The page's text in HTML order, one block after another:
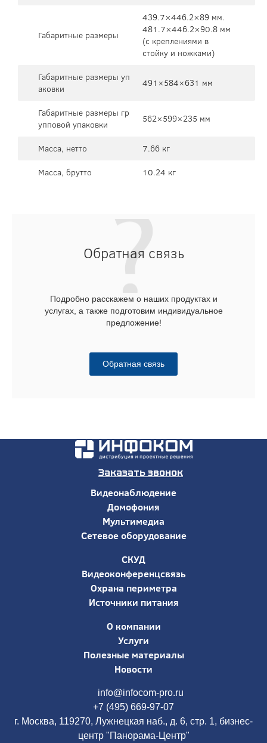
Габаритные размеры
439.7×446.2×89 мм.
481.7×446.2×90.8 мм
(с креплениями в
стойку и ножками)
Габаритные размеры уп
аковки
491×584×631 мм
Габаритные размеры гр
упповой упаковки
562×599×235 мм
Масса, нетто
7.66 кг
Масса, брутто
10.24 кг
Обратная связь
Подробно расскажем о наших продуктах и
услугах, а также подготовим индивидуальное
предложение!
Обратная связь
Заказать звонок
Видеонаблюдение
Домофония
Мультимедиа
Сетевое оборудование
СКУД
Видеоконференцсвязь
Охрана периметра
Источники питания
О компании
Услуги
Полезные материалы
Новости
info@infocom-pro.ru
+7 (495) 669-97-07
г. Москва, 119270, Лужнецкая наб., д. 6, стр. 1, бизнес-
центр "Панорама-Центр"